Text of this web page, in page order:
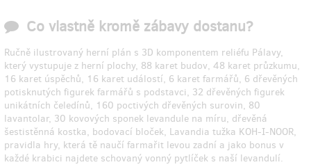
Co vlastně kromě zábavy dostanu?
Ručně ilustrovaný herní plán s 3D komponentem reliéfu Pálavy,
který vystupuje z herní plochy, 88 karet budov, 48 karet průzkumu,
16 karet úspěchů, 16 karet událostí, 6 karet farmářů, 6 dřevěných
potisknutých figurek farmářů s podstavci, 32 dřevěných figurek
unikátních čeledínů, 160 poctivých dřevěných surovin, 80
lavantolar, 30 kovových sponek levandule na míru, dřevěná
šestistěnná kostka, bodovací bloček, Lavandia tužka KOH-I-NOOR,
pravidla hry, která tě naučí farmařit levou zadní a jako bonus v
každé krabici najdete schovaný vonný pytlíček s naší levandulí.